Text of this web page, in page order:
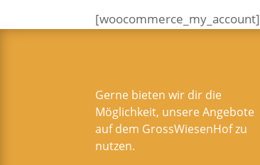
[woocommerce_my_account]
Gerne bieten wir dir die
Möglichkeit, unsere Angebote
auf dem GrossWiesenHof zu
nutzen.